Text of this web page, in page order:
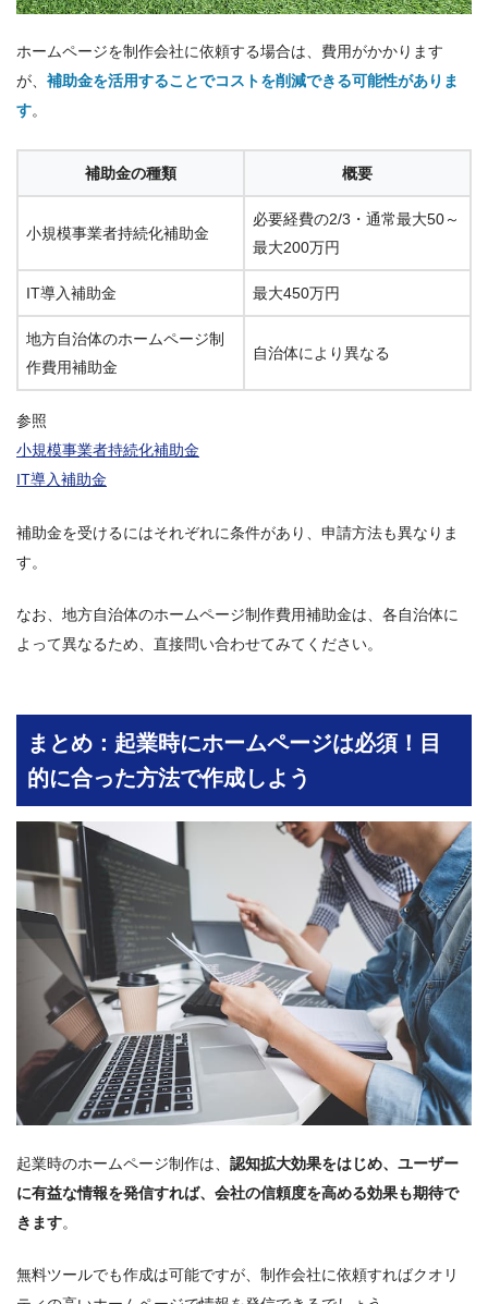
ホームページを制作会社に依頼する場合は、費用がかかります
が、 補助金を活用することでコストを削減できる可能性がありま
す。
補助金の種類 概要
小規模事業者持続化補助金
必要経費の2/3・通常最大50～
最大200万円
IT導入補助金 最大450万円
地方自治体のホームページ制
作費用補助金
自治体により異なる
参照
小規模事業者持続化補助金
IT導入補助金
補助金を受けるにはそれぞれに条件があり、申請方法も異なりま
す。
なお、地方自治体のホームページ制作費用補助金は、各自治体に
よって異なるため、直接問い合わせてみてください。
まとめ：起業時にホームページは必須！目
的に合った方法で作成しよう
起業時のホームページ制作は、 認知拡大効果をはじめ、ユーザー
に有益な情報を発信すれば、会社の信頼度を高める効果も期待で
きます。
無料ツールでも作成は可能ですが、制作会社に依頼すればクオリ